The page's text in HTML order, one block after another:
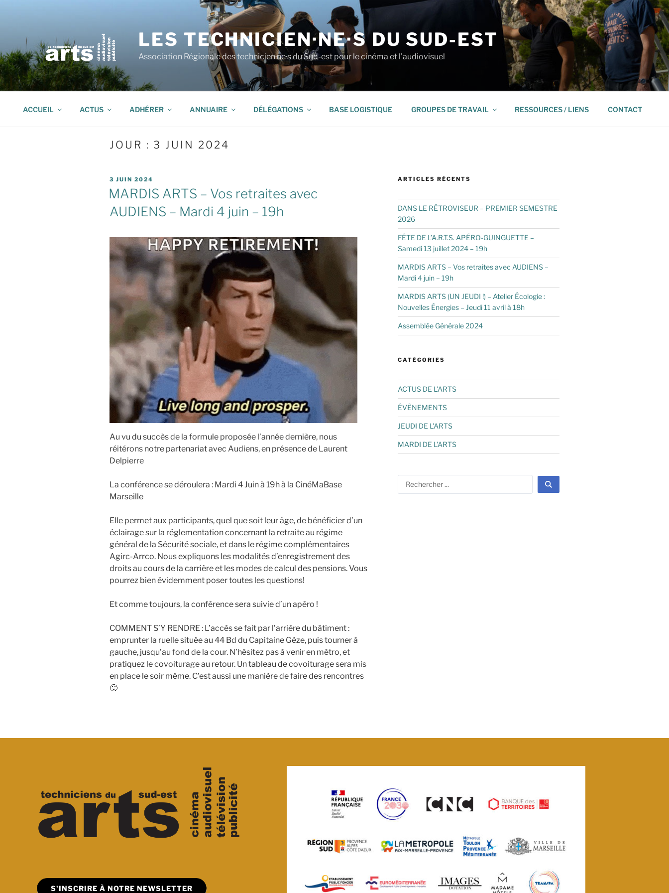
principal
LES TECHNICIEN·NE·S DU SUD-EST
Association Régionale des technicien·ne·s du Sud-est pour le cinéma et l'audiovisuel
ACCUEIL ACTUS ADHÉRER ANNUAIRE DÉLÉGATIONS BASE LOGISTIQUE GROUPES DE TRAVAIL RESSOURCES / LIENS CONTACT
JOUR : 3 JUIN 2024
PUBLIÉ
LE
3 JUIN 2024
MARDIS ARTS – Vos retraites avec
AUDIENS – Mardi 4 juin – 19h
Au vu du succès de la formule proposée l’année dernière, nous
réitérons notre partenariat avec Audiens, en présence de Laurent
Delpierre
La conférence se déroulera : Mardi 4 Juin à 19h à la CinéMaBase
Marseille
Elle permet aux participants, quel que soit leur âge, de bénéficier d’un
éclairage sur la réglementation concernant la retraite au régime
général de la Sécurité sociale, et dans le régime complémentaires
Agirc-Arrco. Nous expliquons les modalités d’enregistrement des
droits au cours de la carrière et les modes de calcul des pensions. Vous
pourrez bien évidemment poser toutes les questions!
Et comme toujours, la conférence sera suivie d’un apéro !
COMMENT S’Y RENDRE : L’accès se fait par l’arrière du bâtiment :
emprunter la ruelle située au 44 Bd du Capitaine Gèze, puis tourner à
gauche, jusqu’au fond de la cour. N’hésitez pas à venir en métro, et
pratiquez le covoiturage au retour. Un tableau de covoiturage sera mis
en place le soir même. C’est aussi une manière de faire des rencontres
🙂
ARTICLES RÉCENTS
DANS LE RÉTROVISEUR – PREMIER SEMESTRE
2026
FÊTE DE L’A.R.T.S. APÉRO-GUINGUETTE –
Samedi 13 juillet 2024 – 19h
MARDIS ARTS – Vos retraites avec AUDIENS –
Mardi 4 juin – 19h
MARDIS ARTS (UN JEUDI !) – Atelier Écologie :
Nouvelles Énergies – Jeudi 11 avril à 18h
Assemblée Générale 2024
CATÉGORIES
ACTUS DE L'ARTS
ÉVÈNEMENTS
JEUDI DE L'ARTS
MARDI DE L'ARTS
Search
S'INSCRIRE À NOTRE NEWSLETTER